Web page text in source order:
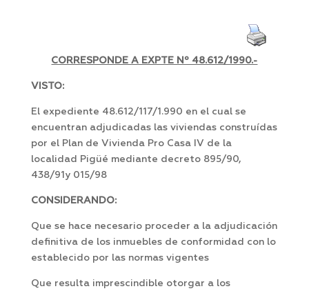
CORRESPONDE A EXPTE Nº 48.612/1990.-
VISTO:
El expediente 48.612/117/1.990 en el cual se
encuentran adjudicadas las viviendas construídas
por el Plan de Vivienda Pro Casa IV de la
localidad Pigüé mediante decreto 895/90,
438/91y 015/98
CONSIDERANDO:
Que se hace necesario proceder a la adjudicación
definitiva de los inmuebles de conformidad con lo
establecido por las normas vigentes
Que resulta imprescindible otorgar a los